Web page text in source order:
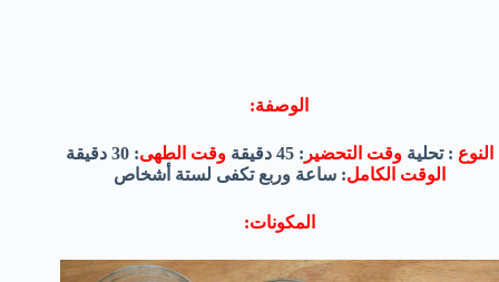
الوصفة:
النوع : تحليةوقت التحضير : 45 دقيقة وقت الطهى: 30 دقيقة
الوقت الكامل: ساعة وربع تكفى لستة أشخاص
المكونات: